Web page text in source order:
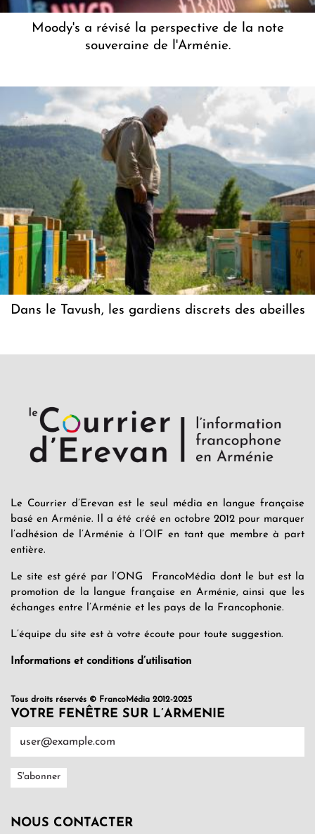
Moody's a révisé la perspective de la note
souveraine de l'Arménie.
Dans le Tavush, les gardiens discrets des abeilles
Le Courrier d’Erevan est le seul média en langue française
basé en Arménie. Il a été créé en octobre 2012 pour marquer
l’adhésion de l’Arménie à l’OIF en tant que membre à part
entière.
Le site est géré par l’ONG FrancoMédia dont le but est la
promotion de la langue française en Arménie, ainsi que les
échanges entre l’Arménie et les pays de la Francophonie.
L’équipe du site est à votre écoute pour toute suggestion.
Informations et conditions d’utilisation
Tous droits réservés © FrancoMédia 2012-2025
VOTRE FENÊTRE SUR L’ARMENIE
NOUS CONTACTER